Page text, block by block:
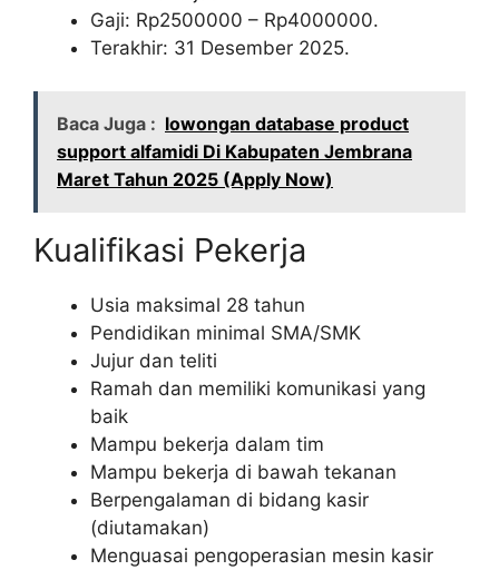
Gaji: Rp2500000 – Rp4000000.
Terakhir: 31 Desember 2025.
Baca Juga : lowongan database product
support alfamidi Di Kabupaten Jembrana
Maret Tahun 2025 (Apply Now)
Kualifikasi Pekerja
Usia maksimal 28 tahun
Pendidikan minimal SMA/SMK
Jujur dan teliti
Ramah dan memiliki komunikasi yang
baik
Mampu bekerja dalam tim
Mampu bekerja di bawah tekanan
Berpengalaman di bidang kasir
(diutamakan)
Menguasai pengoperasian mesin kasir